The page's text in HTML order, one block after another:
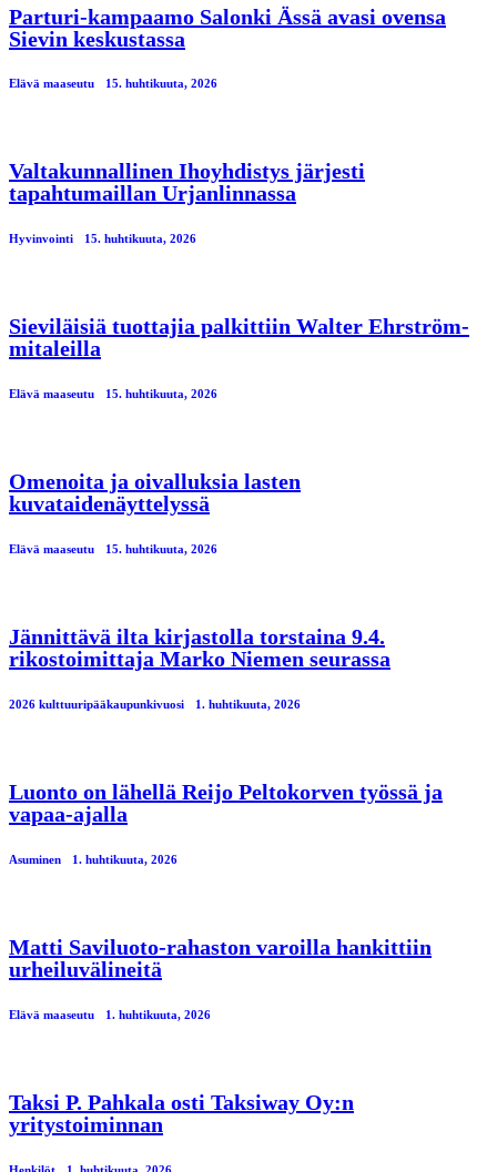
Parturi-kampaamo Salonki Ässä avasi ovensa
Sievin keskustassa
Elävä maaseutu 15. huhtikuuta, 2026
Valtakunnallinen Ihoyhdistys järjesti
tapahtumaillan Urjanlinnassa
Hyvinvointi 15. huhtikuuta, 2026
Sieviläisiä tuottajia palkittiin Walter Ehrström-
mitaleilla
Elävä maaseutu 15. huhtikuuta, 2026
Omenoita ja oivalluksia lasten
kuvataidenäyttelyssä
Elävä maaseutu 15. huhtikuuta, 2026
Jännittävä ilta kirjastolla torstaina 9.4.
rikostoimittaja Marko Niemen seurassa
2026 kulttuuripääkaupunkivuosi 1. huhtikuuta, 2026
Luonto on lähellä Reijo Peltokorven työssä ja
vapaa-ajalla
Asuminen 1. huhtikuuta, 2026
Matti Saviluoto-rahaston varoilla hankittiin
urheiluvälineitä
Elävä maaseutu 1. huhtikuuta, 2026
Taksi P. Pahkala osti Taksiway Oy:n
yritystoiminnan